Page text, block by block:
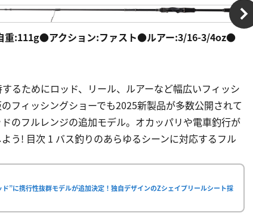
:111g●アクション:ファスト●ルアー:3/16-3/4oz●
るためにロッド、リール、ルアーなど幅広いフィッシ
フィッシングショーでも2025新製品が多数公開されて
のフルレンジの追加モデル。オカッパリや電車釣行が
う! 目次 1 バス釣りのあらゆるシーンに対応するフル
に携行性抜群モデルが追加決定！独自デザインのZシェイプリールシート採